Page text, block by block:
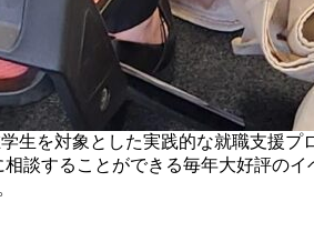
生を対象とした実践的な就職支援
談することができる毎年大好評の